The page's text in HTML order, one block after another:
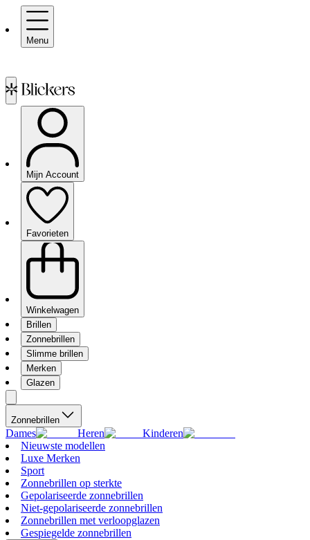
Menu
Mijn Account
Favorieten
Winkelwagen
Brillen
Zonnebrillen
Slimme brillen
Merken
Glazen
Zonnebrillen
Dames Heren
Kinderen
Nieuwste modellen
Luxe Merken
Sport
Zonnebrillen op sterkte
Gepolariseerde zonnebrillen
Niet-gepolariseerde zonnebrillen
Zonnebrillen met verloopglazen
Gespiegelde zonnebrillen